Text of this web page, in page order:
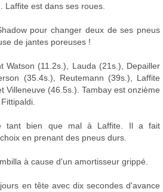
Laffite est dans ses roues.
pour changer deux de ses pneus
de jantes poreuses !
Watson (11.2s.), Lauda (21s.), Depailler
(35.4s.), Reutemann (39s.), Laffite
Villeneuve (46.5s.). Tambay est onzième
tant bien que mal à Laffite. Il a fait
en prenant des pneus durs.
à cause d'un amortisseur grippé.
en tête avec dix secondes d'avance